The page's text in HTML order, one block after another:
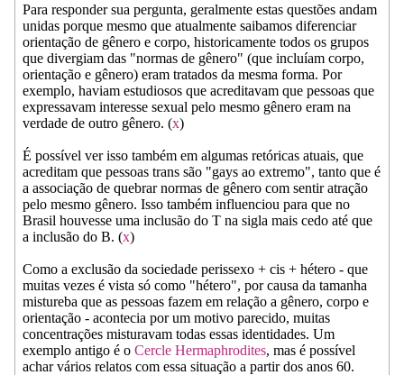
Para responder sua pergunta, geralmente estas questões andam
unidas porque mesmo que atualmente saibamos diferenciar
orientação de gênero e corpo, historicamente todos os grupos
que divergiam das "normas de gênero" (que incluíam corpo,
orientação e gênero) eram tratados da mesma forma. Por
exemplo, haviam estudiosos que acreditavam que pessoas que
expressavam interesse sexual pelo mesmo gênero eram na
verdade de outro gênero. (x)
É possível ver isso também em algumas retóricas atuais, que
acreditam que pessoas trans são "gays ao extremo", tanto que é
a associação de quebrar normas de gênero com sentir atração
pelo mesmo gênero. Isso também influenciou para que no
Brasil houvesse uma inclusão do T na sigla mais cedo até que
a inclusão do B. (x)
Como a exclusão da sociedade perissexo + cis + hétero - que
muitas vezes é vista só como "hétero", por causa da tamanha
mistureba que as pessoas fazem em relação a gênero, corpo e
orientação - acontecia por um motivo parecido, muitas
concentrações misturavam todas essas identidades. Um
exemplo antigo é o Cercle Hermaphrodites, mas é possível
achar vários relatos com essa situação a partir dos anos 60.